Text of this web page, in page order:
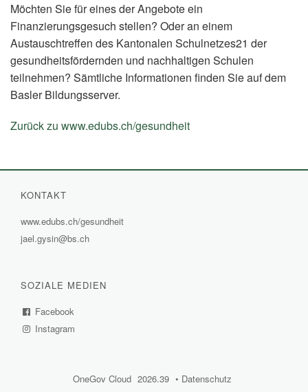
Möchten Sie für eines der Angebote ein
Finanzierungsgesuch stellen? Oder an einem
Austauschtreffen des Kantonalen Schulnetzes21 der
gesundheitsfördernden und nachhaltigen Schulen
teilnehmen? Sämtliche Informationen finden Sie auf dem
Basler Bildungsserver.
Zurück zu www.edubs.ch/gesundheit
KONTAKT
www.edubs.ch/gesundheit
jael.gysin@bs.ch
SOZIALE MEDIEN
Facebook
Instagram
OneGov Cloud (External
2026.39 (External
Datenschutz